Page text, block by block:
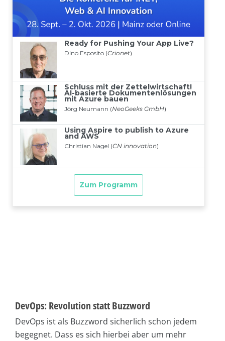
DevOps: Revolution statt Buzzword
DevOps ist als Buzzword sicherlich schon jedem
begegnet. Dass es sich hierbei aber um mehr